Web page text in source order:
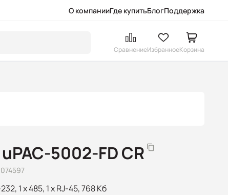
О компанииГде купитьБлогПоддержка
СравнениеИзбранноеКорзина
5002-FD CR
1 x 485, 1 x RJ-45, 768 Кб